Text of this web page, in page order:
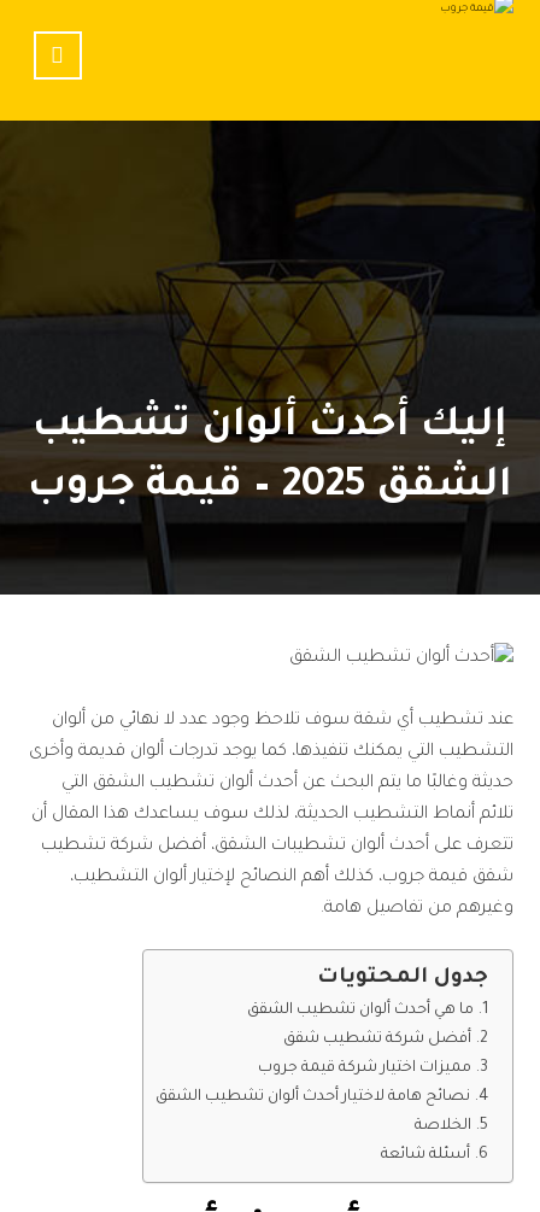
إليك أحدث ألوان تشطيب
الشقق 2025 – قيمة جروب
عند تشطيب أي شقة سوف تلاحظ وجود عدد لا نهائي من ألوان
التشطيب التي يمكنك تنفيذها، كما يوجد تدرجات ألوان قديمة وأخرى
حديثة وغالبًا ما يتم البحث عن أحدث ألوان تشطيب الشقق التي
تلائم أنماط التشطيب الحديثة، لذلك سوف يساعدك هذا المقال أن
تتعرف على أحدث ألوان تشطيبات الشقق، أفضل شركة تشطيب
شقق قيمة جروب، كذلك أهم النصائح لإختيار ألوان التشطيب،
وغيرهم من تفاصيل هامة.
جدول المحتويات
ما هي أحدث ألوان تشطيب الشقق
أفضل شركة تشطيب شقق
مميزات اختيار شركة قيمة جروب
نصائح هامة لاختيار أحدث ألوان تشطيب الشقق
الخلاصة
أسئلة شائعة